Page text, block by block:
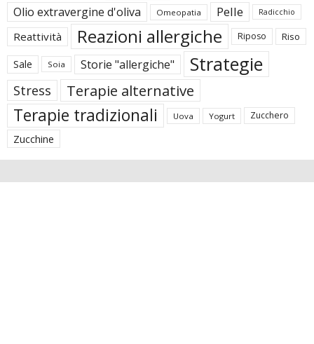
Olio extravergine d'oliva Omeopatia Pelle Radicchio
Reattività Reazioni allergiche Riposo Riso
Sale Soia Storie "allergiche" Strategie
Stress Terapie alternative
Terapie tradizionali Uova Yogurt Zucchero
Zucchine